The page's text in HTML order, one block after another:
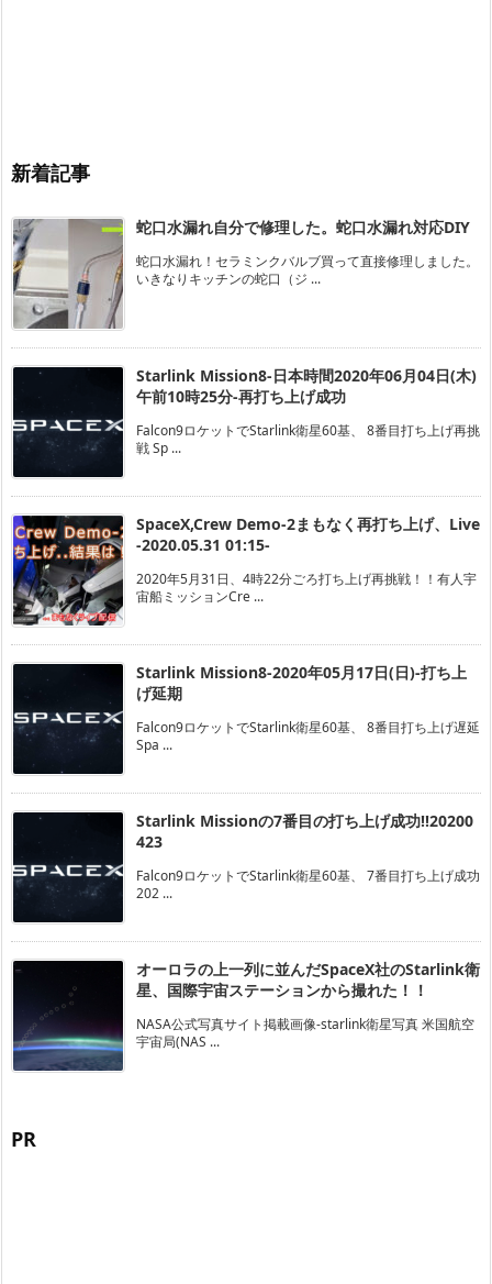
新着記事
蛇口水漏れ自分で修理した。蛇口水漏れ対応DIY
蛇口水漏れ！セラミンクバルブ買って直接修理しました。
いきなりキッチンの蛇口（ジ ...
Starlink Mission8-日本時間2020年06月04日(木)
午前10時25分-再打ち上げ成功
Falcon9ロケットでStarlink衛星60基、 8番目打ち上げ再挑
戦 Sp ...
SpaceX,Crew Demo-2まもなく再打ち上げ、Live
-2020.05.31 01:15-
2020年5月31日、4時22分ごろ打ち上げ再挑戦！！有人宇
宙船ミッションCre ...
Starlink Mission8-2020年05月17日(日)-打ち上
げ延期
Falcon9ロケットでStarlink衛星60基、 8番目打ち上げ遅延
Spa ...
Starlink Missionの7番目の打ち上げ成功!!20200
423
Falcon9ロケットでStarlink衛星60基、 7番目打ち上げ成功
202 ...
オーロラの上一列に並んだSpaceX社のStarlink衛
星、国際宇宙ステーションから撮れた！！
NASA公式写真サイト掲載画像-starlink衛星写真 米国航空
宇宙局(NAS ...
PR